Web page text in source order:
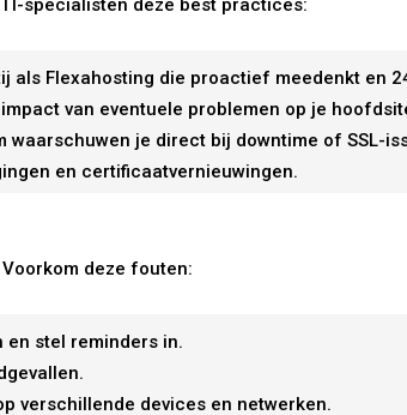
als Flexahosting die proactief meedenkt en
van eventuele problemen op je
waarschuwen je direct bij downtime of SSL-
en certificaatvernieuwingen.
deze fouten:
en stel reminders in.
verschillende devices en netwerken.